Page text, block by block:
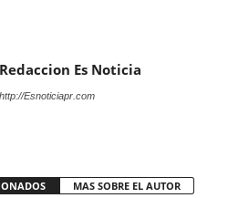
Redaccion Es Noticia
http://Esnoticiapr.com
MAS SOBRE EL AUTOR